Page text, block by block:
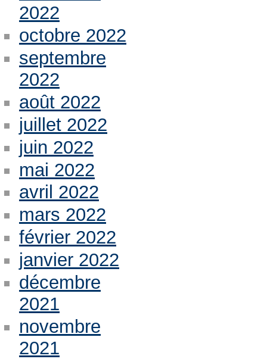
2022
octobre 2022
septembre
2022
août 2022
juillet 2022
juin 2022
mai 2022
avril 2022
mars 2022
février 2022
janvier 2022
décembre
2021
novembre
2021